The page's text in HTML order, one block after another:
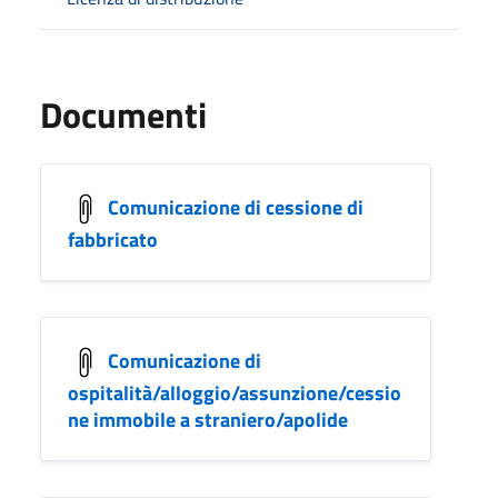
Documenti
Comunicazione di cessione di
fabbricato
Comunicazione di
ospitalità/alloggio/assunzione/cessio
ne immobile a straniero/apolide